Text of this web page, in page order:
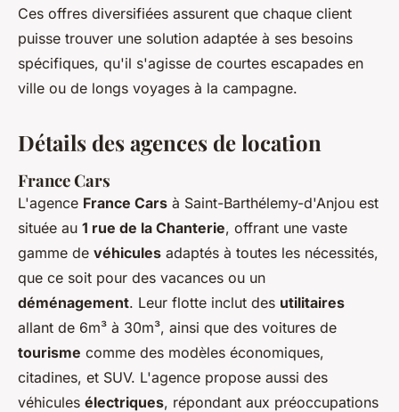
Ces offres diversifiées assurent que chaque client
puisse trouver une solution adaptée à ses besoins
spécifiques, qu'il s'agisse de courtes escapades en
ville ou de longs voyages à la campagne.
Détails des agences de location
France Cars
L'agence France Cars à Saint-Barthélemy-d'Anjou est
située au 1 rue de la Chanterie, offrant une vaste
gamme de véhicules adaptés à toutes les nécessités,
que ce soit pour des vacances ou un
déménagement. Leur flotte inclut des utilitaires
allant de 6m³ à 30m³, ainsi que des voitures de
tourisme comme des modèles économiques,
citadines, et SUV. L'agence propose aussi des
véhicules électriques, répondant aux préoccupations